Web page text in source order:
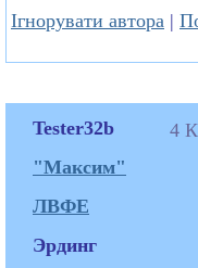
Ігнорувати автора |
Tester32b
"Максим"
ЛВФЕ
Эрдинг
4